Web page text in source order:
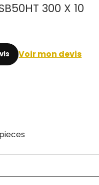
300 X 10
Voir mon devis